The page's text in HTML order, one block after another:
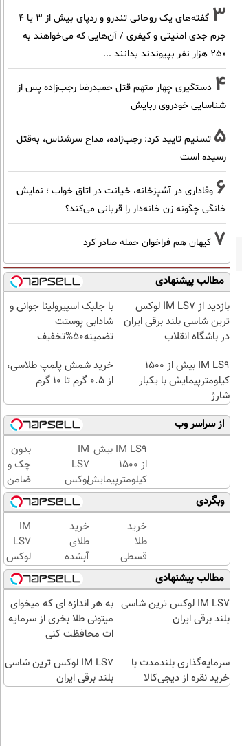
3
گفته‌های یک روحانی تندرو و ردپای بیش از ۳ یا ۴
جرم جدی امنیتی و کیفری / آن‌هایی که می‌خواهند به
۲۵۰ هزار نفر بپیوندند بدانند ...
4 دستگیری چهار متهم قتل حمیدرضا رجب‌زاده پس از
شناسایی خودروی ربایش
5 تسنیم تایید کرد: رجب‌زاده، مداح سرشناس، به‌قتل
رسیده است
6 وفاداری در آشپزخانه، خیانت در اتاق خواب ؛ نمایش
خانگی چگونه زن خانه‌دار را قربانی می‌کند؟
7 کیهان هم فراخوان حمله صادر کرد
مطالب پیشنهادی
بازدید از IM LS7 لوکس
ترین شاسی بلند برقی ایران
در باشگاه انقلاب
با جلبک اسپیرولینا جوانی و
شادابی پوستت
تضمینه50%تخفیف
IM LS9 بیش از 1500
کیلومترپیمایش با یکبار
شارژ
خرید شمش پلمپ طلاسی،
از ۰.۵ گرم تا ۱۰ گرم
از سراسر وب
IM LS9 بیش
از 1500
کیلومترپیمایش
با یکبار شارژ
IM
LS7
لوکس
ترین
شاسی
بلند
برقی
ایران
بدون
چک و
ضامن
تا 100
میلیون
اعتبار
خرید
طلا
بگیر!
وبگردی
خرید
طلا
قسطی
شد!!!!!!
خرید
طلای
آبشده
حتی با
۱۰۰هزارتومان
IM
LS7
لوکس
ترین
شاسی
بلند
برقی
مطالب پیشنهادی
IM LS7 لوکس ترین شاسی
بلند برقی ایران
به هر اندازه ای که میخوای
میتونی طلا بخری از سرمایه
ات محافظت کنی
سرمایه‌گذاری بلندمدت با
خرید نقره از دیجی‌کالا
IM LS7 لوکس ترین شاسی
بلند برقی ایران